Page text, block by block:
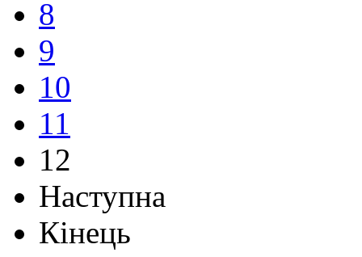
8
9
10
11
12
Наступна
Кінець